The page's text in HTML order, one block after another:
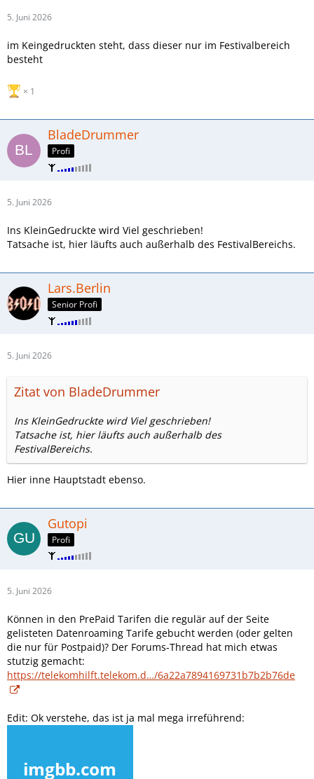
5. Juni 2026
im Keingedruckten steht, dass dieser nur im Festivalbereich
besteht
1
BladeDrummer
Profi
5. Juni 2026
Ins KleinGedruckte wird Viel geschrieben!
Tatsache ist, hier läufts auch außerhalb des FestivalBereichs.
Lars.Berlin
Senior Profi
5. Juni 2026
Zitat von BladeDrummer
Ins KleinGedruckte wird Viel geschrieben!
Tatsache ist, hier läufts auch außerhalb des
FestivalBereichs.
Hier inne Hauptstadt ebenso.
Gutopi
Profi
5. Juni 2026
Können in den PrePaid Tarifen die regulär auf der Seite
gelisteten Datenroaming Tarife gebucht werden (oder gelten
die nur für Postpaid)? Der Forums-Thread hat mich etwas
stutzig gemacht:
https://telekomhilft.telekom.d…/6a22a7894169731b7b2b76de
Edit: Ok verstehe, das ist ja mal mega irreführend: